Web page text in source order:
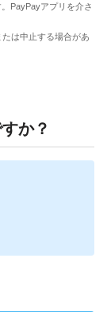
PayPayアプリを介さ
は中止する場合があ
か？